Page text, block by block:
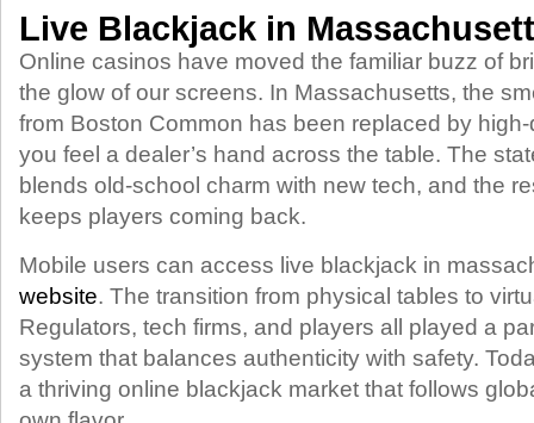
Live Blackjack in
Online casinos have moved the familiar buzz of
the glow of our screens. In Massachusetts, the
from Boston Common has been replaced by
you feel a dealer’s hand across the table. The
blends old‑school charm with new tech, and the
keeps players coming back.
Mobile users can access live blackjack in
website. The transition from physical tables to
Regulators, tech firms, and players all played a
system that balances authenticity with safety.
a thriving online blackjack market that follows